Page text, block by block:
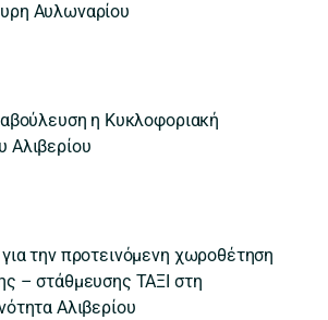
Αυλωναρίου
η Κυκλοφοριακή
Αλιβερίου
την προτεινόμενη χωροθέτηση
– στάθμευσης ΤΑΞΙ στη
Αλιβερίου